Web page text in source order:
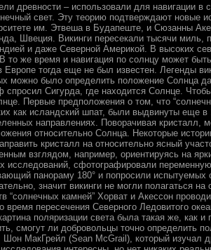
древности – использовали для навигации в
свет. Эту теорию подтверждают новые
им. Этвеша в Будапеште, и Сюзанны
Швеция. Викинги пересекали тысячи
и даже Северной Америкой. В высоких
то же время и навигация по солнцу может
тогда еще не был известен. Легенды
можно было определить положение Солнца
Сигурда, где находится Солнце.
Первые предположения о том, что
как исландский шпат, были выдвинуты еще
направлениях. Поворачивая кристалл,
относительно Солнца. Некоторые
кристалл на относительно ясный
взглядом, например, ориентируясь на
исследований, сфотографировали
панораму 180° и попросили
значит викинги не могли полагаться
“солнечных камней” Хорват и Акессон
время пересечения Северного Ледовитого
поляризации света была такая же, как
смогут ли добровольцы точно определить
Шон МакГрейл (Sean McGrail), который